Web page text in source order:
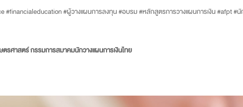
#financialeducation #ผู้วางแผนการลงทุน #อบรม #หลักสูตรการวางแผนการเงิน #afpt #
รศาสตร์ กรรมการสมาคมนักวางแผนการเงินไทย